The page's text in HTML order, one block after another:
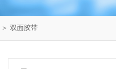
＞ 双面胶带